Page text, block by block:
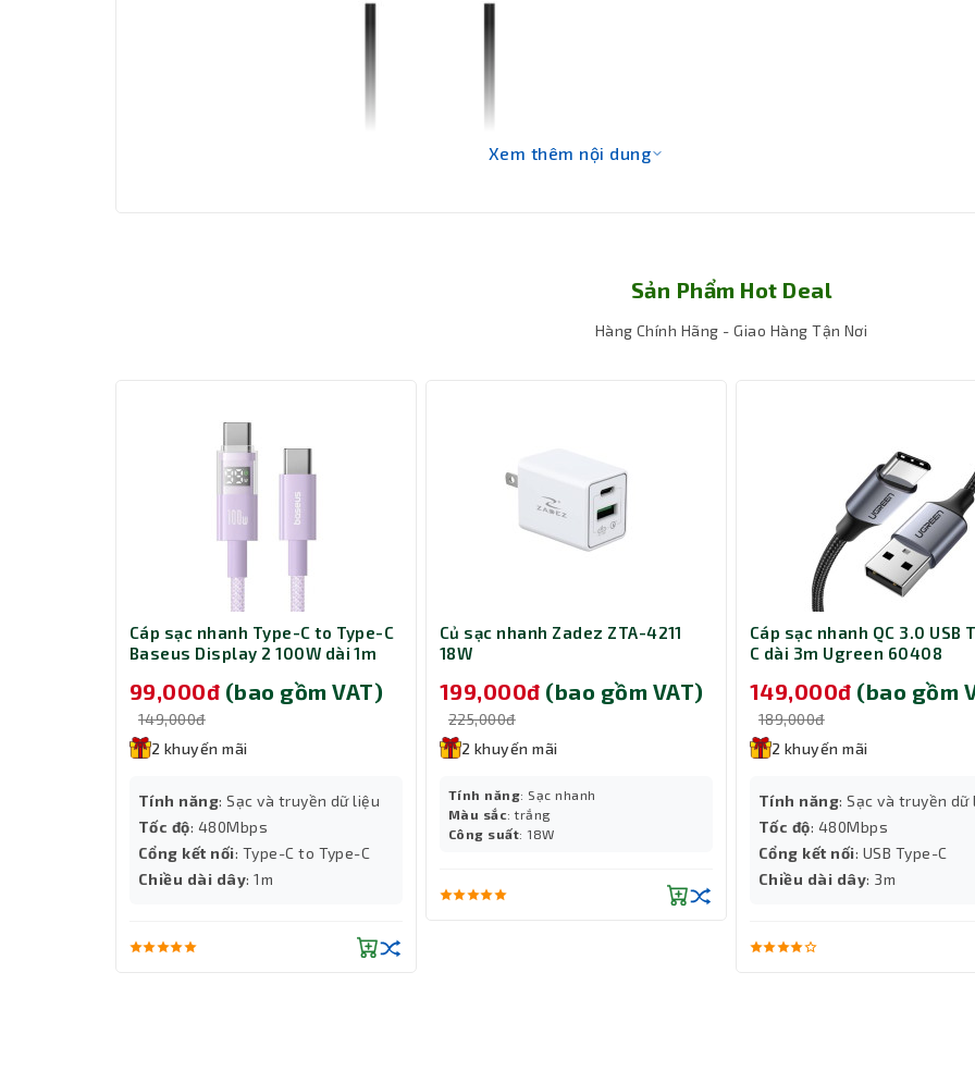
Độ phân giải 8K@60Hz – Hình ảnh siêu nét, tốc độ vượt trội
Bộ chia USB Type C Unitek D1078A hỗ trợ độ phân giải lên đến 8K@60Hz, giúp truyền tải hình ảnh siêu nét với chi
thực và màu sắc sống động. Với băng thông lớn, thiết bị đảm bảo hình ảnh không bị giật, trễ, phù hợp cho cả
chuyên nghiệp lẫn nhu cầu giải trí như xem phim hoặc chơi game độ phân giải cao.
Xem thêm nội dung
Sản Phẩm Hot Deal
Hàng Chính Hãng - Giao Hàng Tận Nơi
Cáp sạc nhanh Type-C to Type-C
Baseus Display 2 100W dài 1m
99,000đ (bao gồm VAT)
149,000đ
2 khuyến mãi
Tính năng: Sạc và truyền dữ liệu
Tốc độ: 480Mbps
Cổng kết nối: Type-C to Type-C
Chiều dài dây: 1m
Củ sạc nhanh Zadez ZTA-4211
18W
199,000đ (bao gồm VAT)
225,000đ
2 khuyến mãi
Tính năng: Sạc nhanh
Màu sắc: trắng
Công suất: 18W
Cáp sạc nhanh QC 3.0 USB
C dài 3m Ugreen 60408
149,000đ (bao gồm
189,000đ
2 khuyến mãi
Tính năng: Sạc và truyền dữ
Tốc độ: 480Mbps
Cổng kết nối: USB Type-C
Chiều dài dây: 3m